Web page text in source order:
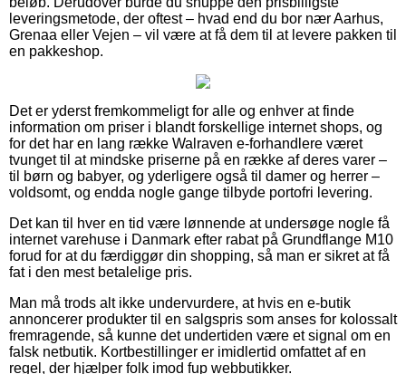
leveringsmetode, der oftest – hvad end du bor nær Aarhus,
Grenaa eller Vejen – vil være at få dem til at levere pakken til
en pakkeshop.
Det er yderst fremkommeligt for alle og enhver at finde
information om priser i blandt forskellige internet shops, og
for det har en lang række Walraven e-forhandlere været
tvunget til at mindske priserne på en række af deres varer –
til børn og babyer, og yderligere også til damer og herrer –
voldsomt, og endda nogle gange tilbyde portofri levering.
Det kan til hver en tid være lønnende at undersøge nogle få
internet varehuse i Danmark efter rabat på Grundflange M10
forud for at du færdiggør din shopping, så man er sikret at få
fat i den mest betalelige pris.
Man må trods alt ikke undervurdere, at hvis en e-butik
annoncerer produkter til en salgspris som anses for kolossalt
fremragende, så kunne det undertiden være et signal om en
falsk netbutik. Kortbestillinger er imidlertid omfattet af en
regel, der hjælper folk imod fup webbutikker.